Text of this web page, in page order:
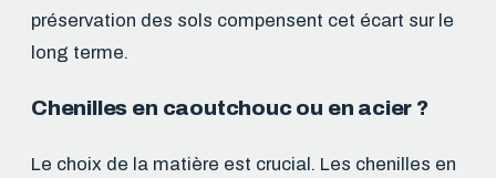
préservation des sols compensent cet écart sur le
long terme.
Chenilles en caoutchouc ou en acier ?
Le choix de la matière est crucial. Les chenilles en